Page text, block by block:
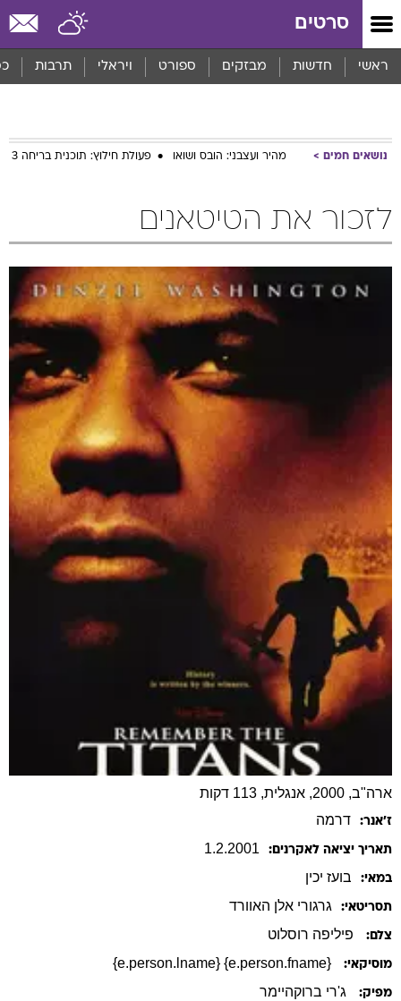
סרטים
ראשי חדשות מבזקים ספורט ויראלי תרבות
נושאים חמים מהיר ועצבני: הובס ושואו פעולת חילוץ: תוכנית בריחה 3
לזכור את הטיטאנים
ארה"ב, 2000, אנגלית, 113 דקות
ז׳אנר: דרמה
תאריך יציאה לאקרנים: 1.2.2001
במאי: בועז יכין
תסריטאי: גרגורי אלן האוורד
צלם: פיליפה רוסלוט
מוסיקאי: {e.person.fname} {e.person.lname}
מפיק: ג'רי ברוקהיימר